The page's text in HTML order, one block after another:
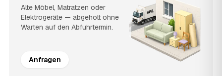
Alte Möbel, Matratzen oder
Elektrogeräte — abgeholt ohne
Warten auf den Abfuhrtermin.
Anfragen